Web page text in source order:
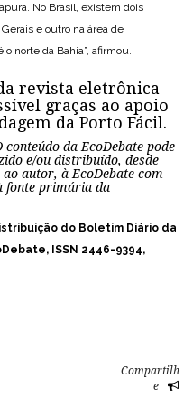
No Brasil, existem dois
e outro na área de
norte da Bahia”, afirmou.
revista eletrônica
graças ao apoio
da Porto Fácil.
conteúdo da EcoDebate pode
e/ou distribuído, desde
autor, à EcoDebate com
fonte primária da
do Boletim Diário da
ISSN 2446-9394,
Compartilh
e